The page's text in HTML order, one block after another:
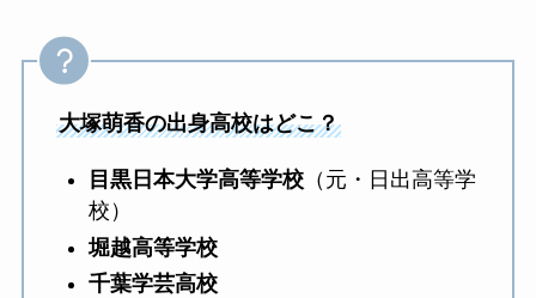
大塚萌香の出身高校はどこ？
目黒日本大学高等学校（元・日出高等学
校）
堀越高等学校
千葉学芸高校